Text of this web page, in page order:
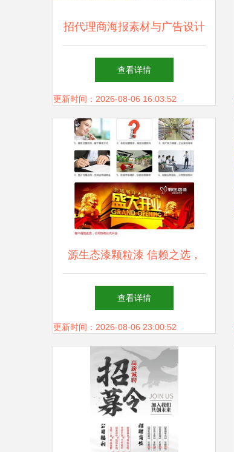
招代理商海报素材与广告设计
技巧全攻略
查看详情
更新时间：2026-08-06 16:03:52
源生态漆颗粒漆 信赖之选，
共赢未来——零门槛代理与顶
级广告支持
查看详情
更新时间：2026-08-06 23:00:52